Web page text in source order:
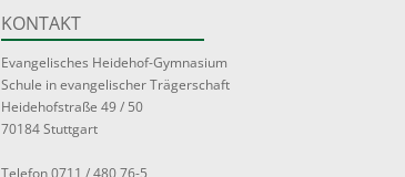
KONTAKT
Evangelisches Heidehof-Gymnasium
Schule in evangelischer Trägerschaft
Heidehofstraße 49 / 50
70184 Stuttgart
Telefon 0711 / 480 76-5